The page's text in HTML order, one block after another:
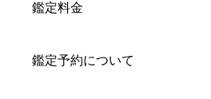
鑑定料金
鑑定予約について